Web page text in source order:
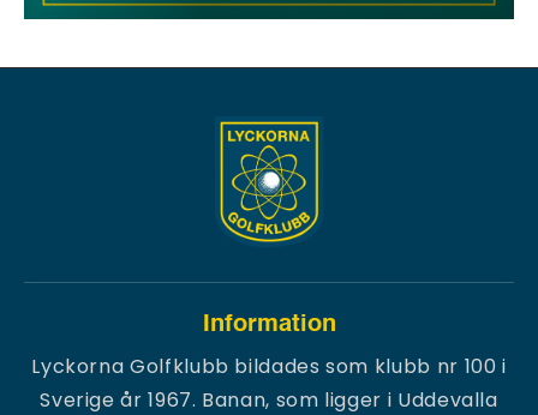
Information
Lyckorna Golfklubb bildades som klubb nr 100 i
Sverige år 1967. Banan, som ligger i Uddevalla